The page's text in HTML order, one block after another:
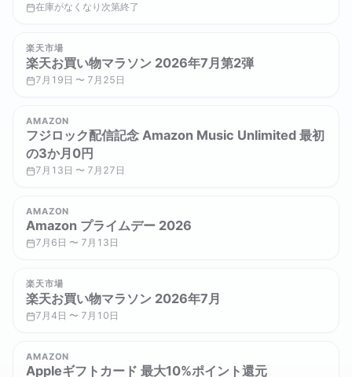
在庫がなくなり次第終了
楽天市場
楽天お買い物マラソン 2026年7月第2弾
7月19日 〜 7月25日
AMAZON
フジロック配信記念 Amazon Music Unlimited 最初
の3か月0円
7月13日 〜 7月27日
AMAZON
Amazon プライムデー 2026
7月6日 〜 7月13日
楽天市場
楽天お買い物マラソン 2026年7月
7月4日 〜 7月10日
AMAZON
Appleギフトカード 最大10%ポイント還元